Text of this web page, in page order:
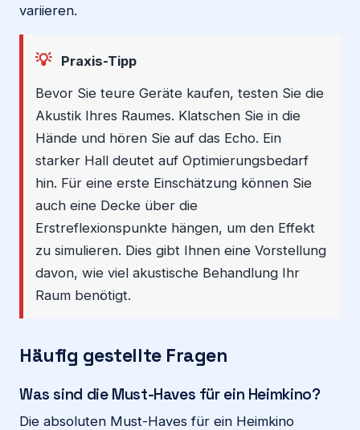
variieren.
💡
Praxis-Tipp
Bevor Sie teure Geräte kaufen, testen Sie die
Akustik Ihres Raumes. Klatschen Sie in die
Hände und hören Sie auf das Echo. Ein
starker Hall deutet auf Optimierungsbedarf
hin. Für eine erste Einschätzung können Sie
auch eine Decke über die
Erstreflexionspunkte hängen, um den Effekt
zu simulieren. Dies gibt Ihnen eine Vorstellung
davon, wie viel akustische Behandlung Ihr
Raum benötigt.
Häufig gestellte Fragen
Was sind die Must-Haves für ein Heimkino?
Die absoluten Must-Haves für ein Heimkino